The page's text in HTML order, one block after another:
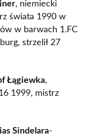
, niemiecki
świata 1990 w
w barwach 1.FC
strzelił 27
Łągiewka,
1999, mistrz
Sindelara-